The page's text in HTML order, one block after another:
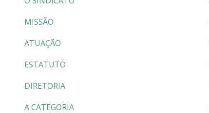
MISSÃO
ATUAÇÃO
ESTATUTO
DIRETORIA
A CATEGORIA